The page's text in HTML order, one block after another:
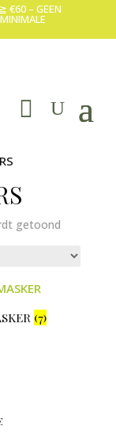
€60 – GEEN
getoond
(7)